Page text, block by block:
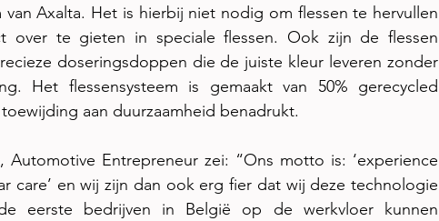
van Axalta. Het is hierbij niet nodig om flessen te hervullen
over te gieten in speciale flessen. Ook zijn de flessen
doseringsdoppen die de juiste kleur leveren zonder
Het flessensysteem is gemaakt van 50% gerecycled
aan duurzaamheid benadrukt.
Automotive Entrepreneur zei: “Ons motto is: ‘experience
care’ en wij zijn dan ook erg fier dat wij deze technologie
eerste bedrijven in België op de werkvloer kunnen